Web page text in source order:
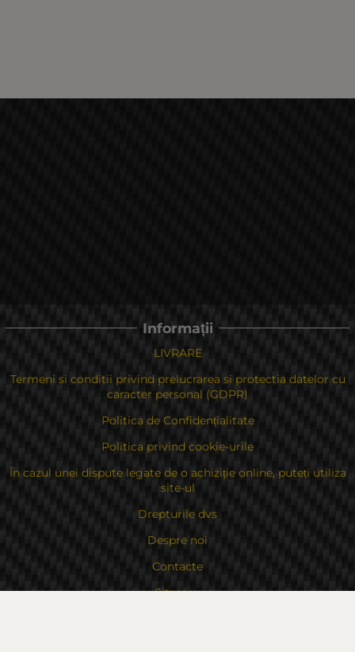
Informații
LIVRARE
Termeni si conditii privind prelucrarea si protectia datelor cu
caracter personal (GDPR)
Politica de Confidențialitate
Politica privind cookie-urile
În cazul unei dispute legate de o achiziție online, puteți utiliza
site-ul
Drepturile dvs
Despre noi
Contacte
Sitemap